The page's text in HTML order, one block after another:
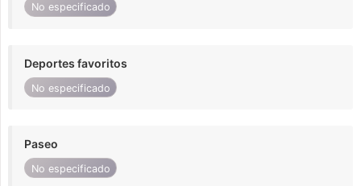
No especificado
Deportes favoritos
No especificado
Paseo
No especificado